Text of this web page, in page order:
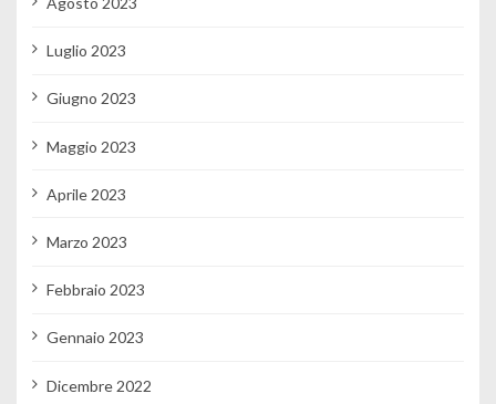
Luglio 2023
Giugno 2023
Maggio 2023
Aprile 2023
Marzo 2023
Febbraio 2023
Gennaio 2023
Dicembre 2022